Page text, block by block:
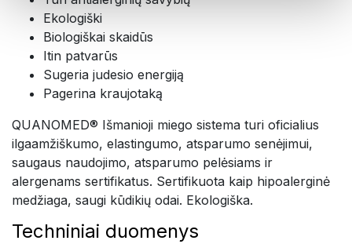
Ekologiški
Biologiškai skaidūs
Itin patvarūs
Sugeria judesio energiją
Pagerina kraujotaką
QUANOMED® Išmanioji miego sistema turi oficialius
ilgaamžiškumo, elastingumo, atsparumo senėjimui,
saugaus naudojimo, atsparumo pelėsiams ir
alergenams sertifikatus. Sertifikuota kaip hipoalerginė
medžiaga, saugi kūdikių odai. Ekologiška.
Techniniai duomenys